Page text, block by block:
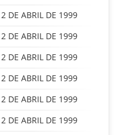
DE ABRIL DE 1999
DE ABRIL DE 1999
DE ABRIL DE 1999
DE ABRIL DE 1999
DE ABRIL DE 1999
DE ABRIL DE 1999